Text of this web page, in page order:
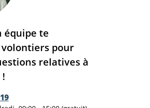
équipe te
pour
relatives à